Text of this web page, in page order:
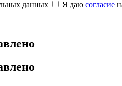
данных Я даю согласие